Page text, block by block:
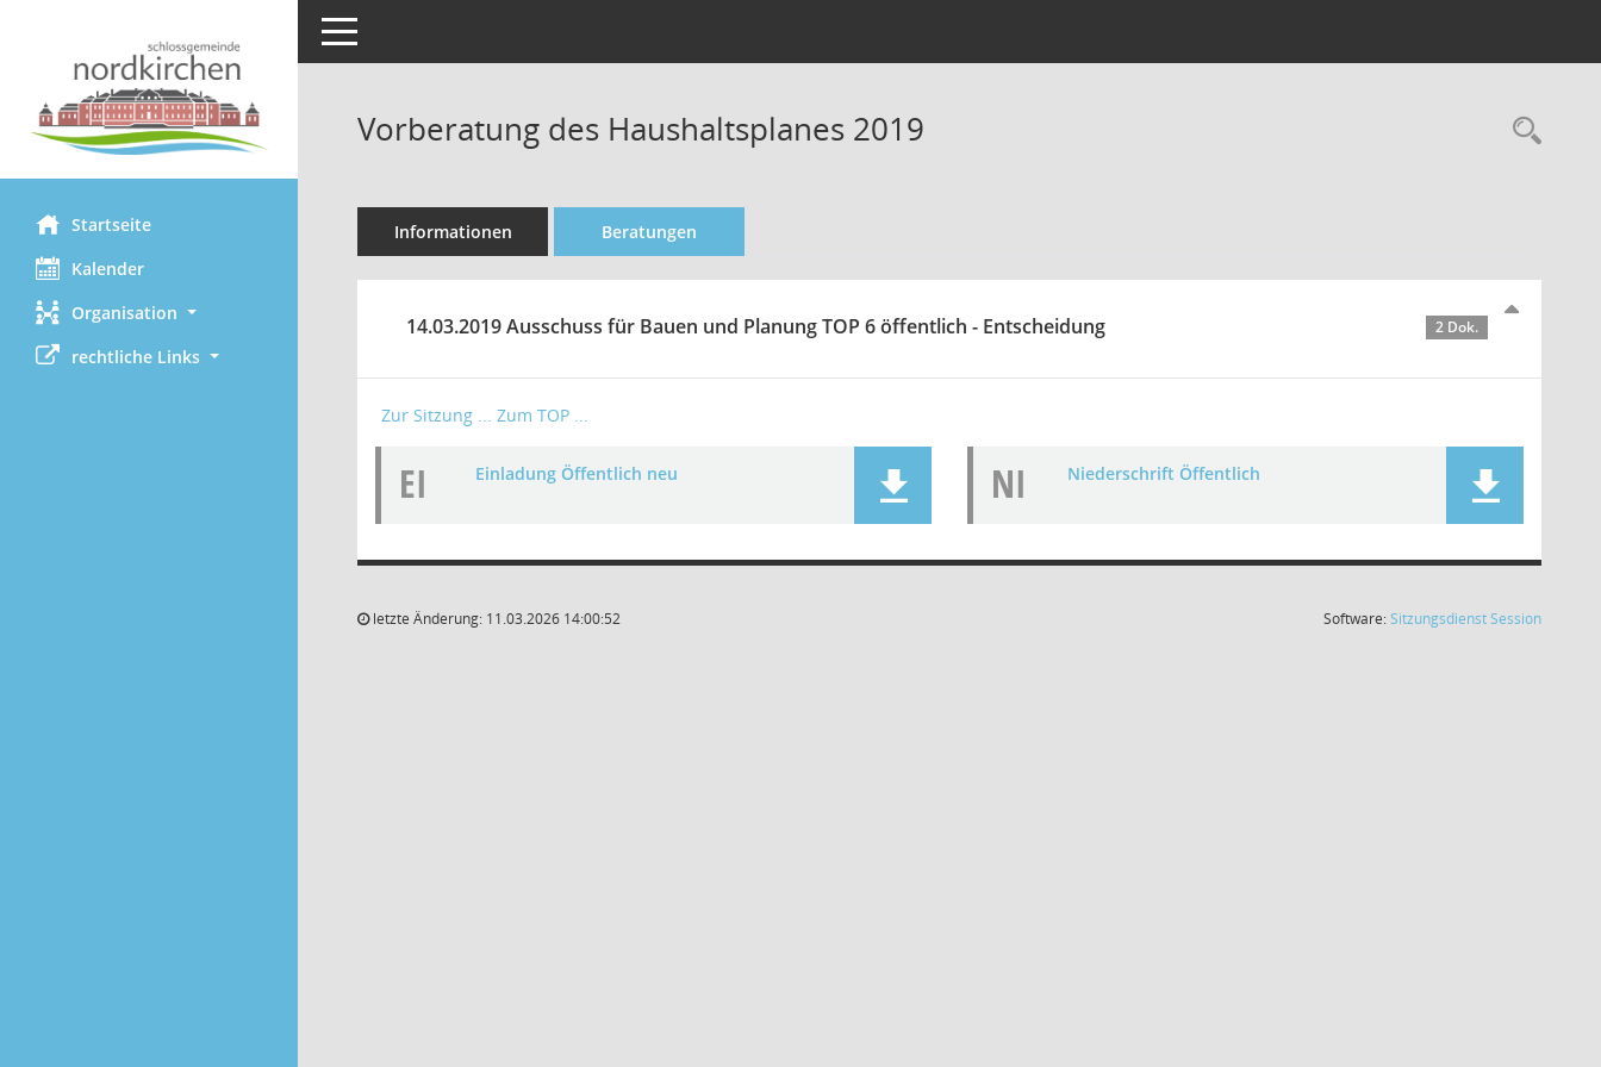
Startseite
Kalender
Organisation
rechtliche Links
Toggle navigation
Vorberatung des Haushaltsplanes 2019
Informationen Beratungen
14.03.2019 Ausschuss für Bauen und Planung TOP 6 öffentlich - Entscheidung 2 Dok.
Zur Sitzung ... Zum TOP ...
EI Einladung Öffentlich neu NI Niederschrift Öffentlich
letzte Änderung: 11.03.2026 14:00:52 Software:SitzungsdienstSession(Wird in